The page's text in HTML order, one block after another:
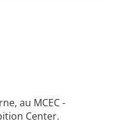
au MCEC -
Center.